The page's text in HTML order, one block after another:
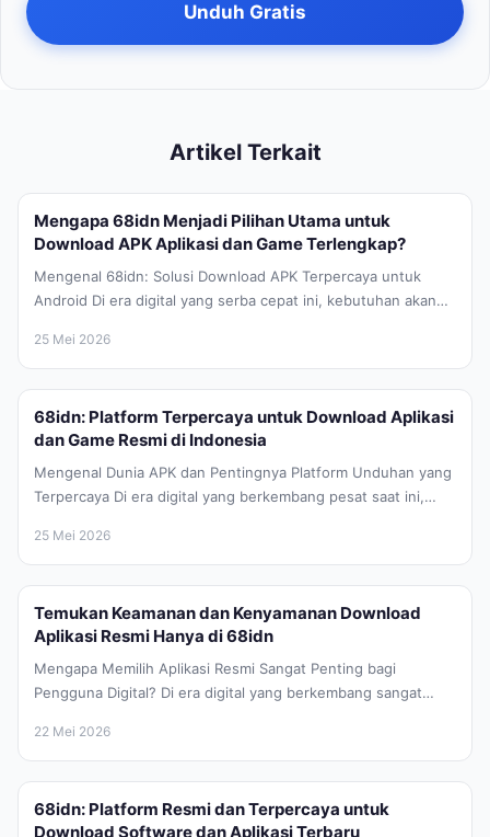
Unduh Gratis
Artikel Terkait
Mengapa 68idn Menjadi Pilihan Utama untuk
Download APK Aplikasi dan Game Terlengkap?
Mengenal 68idn: Solusi Download APK Terpercaya untuk
Android Di era digital yang serba cepat ini, kebutuhan akan
25 Mei 2026
68idn: Platform Terpercaya untuk Download Aplikasi
dan Game Resmi di Indonesia
Mengenal Dunia APK dan Pentingnya Platform Unduhan yang
Terpercaya Di era digital yang berkembang pesat saat ini,
25 Mei 2026
Temukan Keamanan dan Kenyamanan Download
Aplikasi Resmi Hanya di 68idn
Mengapa Memilih Aplikasi Resmi Sangat Penting bagi
Pengguna Digital? Di era digital yang berkembang sangat
22 Mei 2026
68idn: Platform Resmi dan Terpercaya untuk
Download Software dan Aplikasi Terbaru